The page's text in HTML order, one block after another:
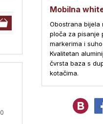
Mobilna
Obostrana bijela
ploča za pisanje
markerima i
Kvalitetan
čvrsta baza s
kotačima.